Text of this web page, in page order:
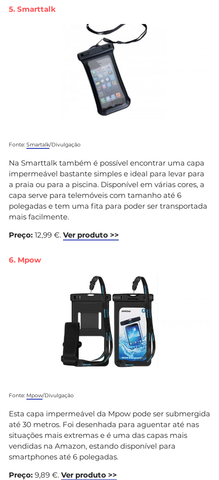
5. Smarttalk
Fonte: Smartalk/Divulgação
Na Smarttalk também é possível encontrar uma capa
impermeável bastante simples e ideal para levar para
a praia ou para a piscina. Disponível em várias cores, a
capa serve para telemóveis com tamanho até 6
polegadas e tem uma fita para poder ser transportada
mais facilmente.
Preço: 12,99 €. Ver produto >>
6. Mpow
Fonte: Mpow/Divulgação
Esta capa impermeável da Mpow pode ser submergida
até 30 metros. Foi desenhada para aguentar até nas
situações mais extremas e é uma das capas mais
vendidas na Amazon, estando disponível para
smartphones até 6 polegadas.
Preço: 9,89 €. Ver produto >>